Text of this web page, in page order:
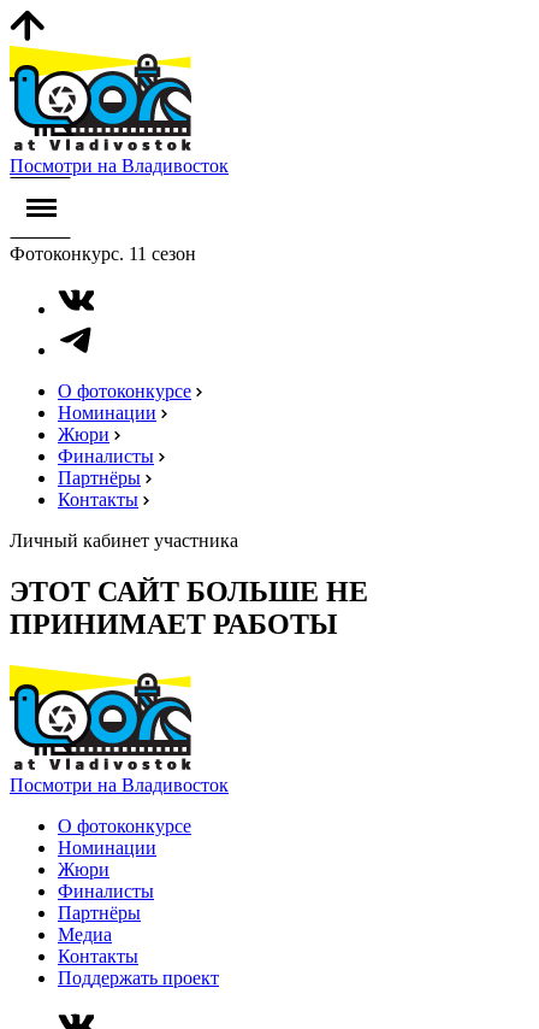
Посмотри на Владивосток
Фотоконкурс. 11 сезон
О фотоконкурсе
Номинации
Жюри
Финалисты
Партнёры
Контакты
Личный кабинет участника
ЭТОТ САЙТ БОЛЬШЕ НЕ
ПРИНИМАЕТ РАБОТЫ
Посмотри на Владивосток
О фотоконкурсе
Номинации
Жюри
Финалисты
Партнёры
Медиа
Контакты
Поддержать проект